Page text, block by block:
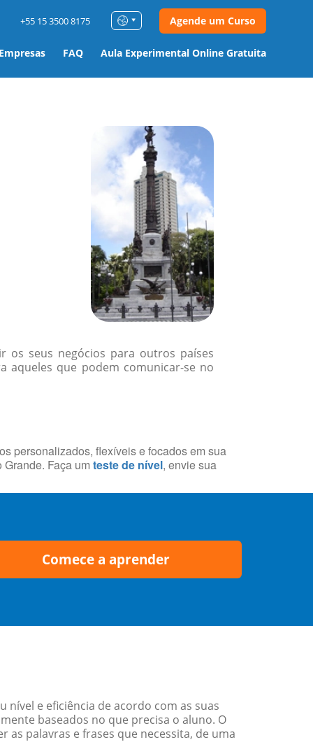
FAQ Aula Experimental Online Gratuita
+55 15 3500 8175 Agende um Curso
os seus negócios para outros países
aqueles que podem comunicar-se no
personalizados, flexíveis e focados em sua
Faça um teste de nível, envie sua
Comece a aprender
e eficiência de acordo com as suas
baseados no que precisa o aluno. O
as palavras e frases que necessita, de uma